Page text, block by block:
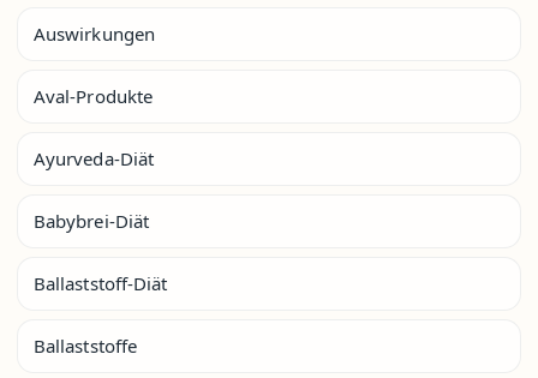
Auswirkungen
Aval-Produkte
Ayurveda-Diät
Babybrei-Diät
Ballaststoff-Diät
Ballaststoffe